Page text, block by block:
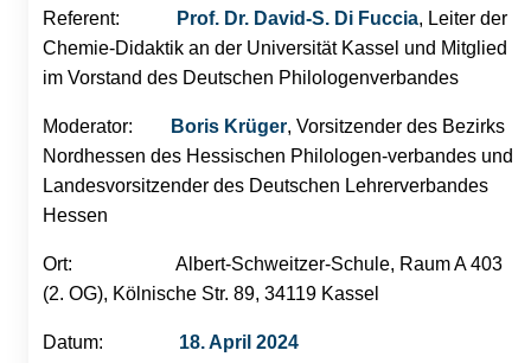
Referent: Prof. Dr. David-S. Di Fuccia, Leiter der
Chemie-Didaktik an der Universität Kassel und Mitglied
im Vorstand des Deutschen Philologenverbandes
Moderator: Boris Krüger, Vorsitzender des Bezirks
Nordhessen des Hessischen Philologen-verbandes und
Landesvorsitzender des Deutschen Lehrerverbandes
Hessen
Ort: Albert-Schweitzer-Schule, Raum A 403
(2. OG), Kölnische Str. 89, 34119 Kassel
Datum: 18. April 2024